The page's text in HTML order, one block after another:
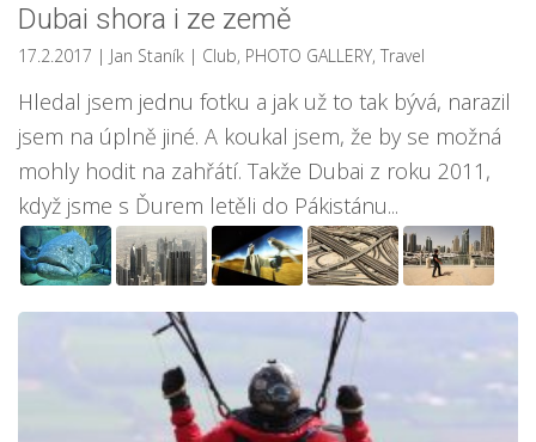
Dubai shora i ze země
17.2.2017 | Jan Staník | Club, PHOTO GALLERY, Travel
Hledal jsem jednu fotku a jak už to tak bývá, narazil
jsem na úplně jiné. A koukal jsem, že by se možná
mohly hodit na zahřátí. Takže Dubai z roku 2011,
když jsme s Ďurem letěli do Pákistánu...